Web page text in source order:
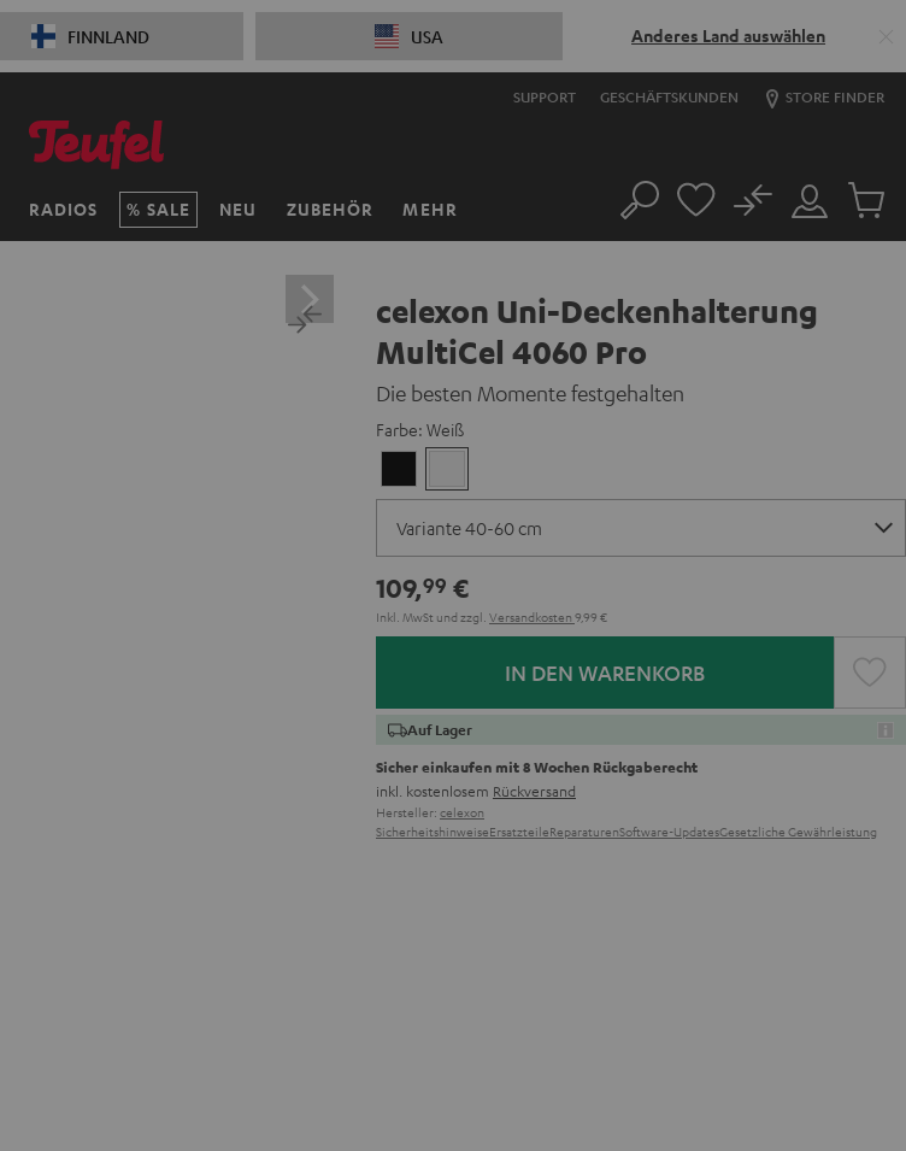
FINNLAND USA Anderes Land auswählen
SUPPORT GESCHÄFTSKUNDEN STORE FINDER
RADIOS SALE NEU ZUBEHÖR MEHR Suche
Mein
Konto
No
Artikel
celexon Uni-Deckenhalterung
MultiCel 4060 Pro
Die besten Momente festgehalten
Farbe: Weiß
109,99 €
Inkl. MwSt und zzgl. Versandkosten 9,99 €
IN DEN WARENKORB
Auf Lager
Sicher einkaufen mit 8 Wochen Rückgaberecht
inkl. kostenlosem Rückversand
Hersteller: celexon
SicherheitshinweiseErsatzteileReparaturenSoftware-UpdatesGesetzliche Gewährleistung